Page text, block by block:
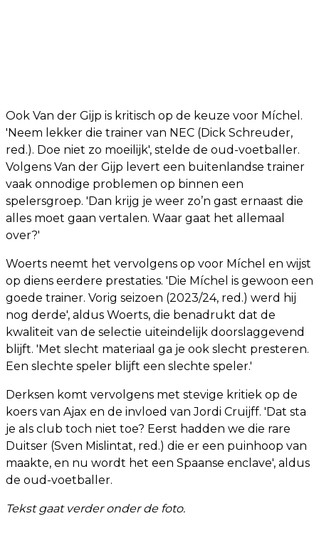
Ook Van der Gijp is kritisch op de keuze voor Míchel.
'Neem lekker die trainer van NEC (Dick Schreuder,
red.). Doe niet zo moeilijk', stelde de oud-voetballer.
Volgens Van der Gijp levert een buitenlandse trainer
vaak onnodige problemen op binnen een
spelersgroep. 'Dan krijg je weer zo’n gast ernaast die
alles moet gaan vertalen. Waar gaat het allemaal
over?'
Woerts neemt het vervolgens op voor Míchel en wijst
op diens eerdere prestaties. 'Die Míchel is gewoon een
goede trainer. Vorig seizoen (2023/24, red.) werd hij
nog derde', aldus Woerts, die benadrukt dat de
kwaliteit van de selectie uiteindelijk doorslaggevend
blijft. 'Met slecht materiaal ga je ook slecht presteren.
Een slechte speler blijft een slechte speler.'
Derksen komt vervolgens met stevige kritiek op de
koers van Ajax en de invloed van Jordi Cruijff. 'Dat sta
je als club toch niet toe? Eerst hadden we die rare
Duitser (Sven Mislintat, red.) die er een puinhoop van
maakte, en nu wordt het een Spaanse enclave', aldus
de oud-voetballer.
Tekst gaat verder onder de foto.